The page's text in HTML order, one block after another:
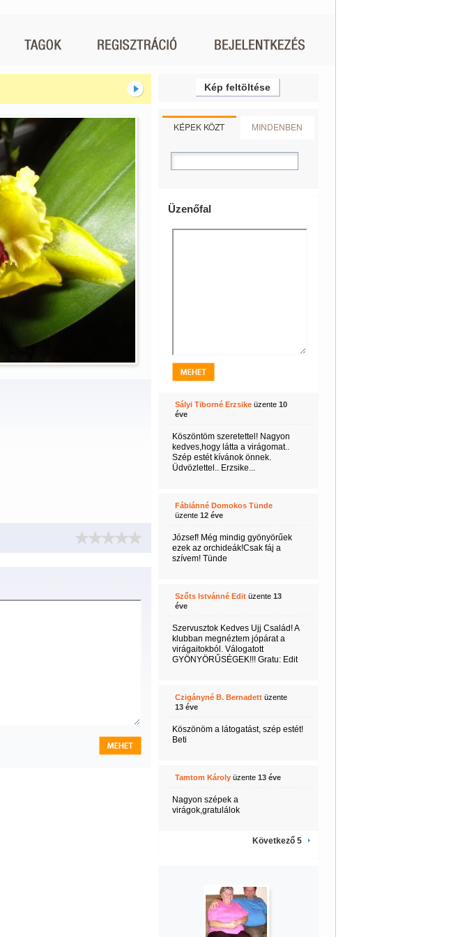
Kép feltöltése
KÉPEK KÖZT MINDENBEN
Üzenőfal
Sályi Tiborné Erzsikeüzente 10
éve
Köszöntöm szeretettel! Nagyon
kedves,hogy látta a virágomat..
Szép estét kívánok önnek.
Üdvözlettel.. Erzsike...
Fábiánné Domokos Tünde
üzente 12 éve
József! Még mindig gyönyörűek
ezek az orchideák!Csak fáj a
szívem! Tünde
Szőts Istvánné Editüzente 13
éve
Szervusztok Kedves Ujj Család! A
klubban megnéztem jópárat a
virágaitokból. Válogatott
GYÖNYÖRŰSÉGEK!!! Gratu: Edit
Czigányné B. Bernadettüzente
13 éve
Köszönöm a látogatást, szép estét!
Beti
Tamtom Károlyüzente 13 éve
Nagyon szépek a
virágok,gratulálok
Következő 5